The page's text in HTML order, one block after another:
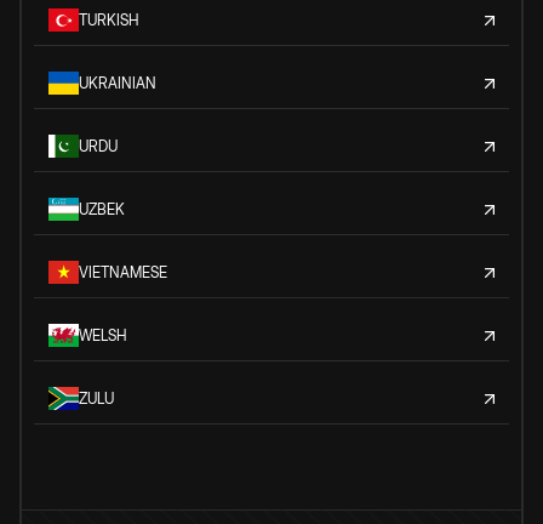
TURKISH
UKRAINIAN
URDU
UZBEK
VIETNAMESE
WELSH
ZULU